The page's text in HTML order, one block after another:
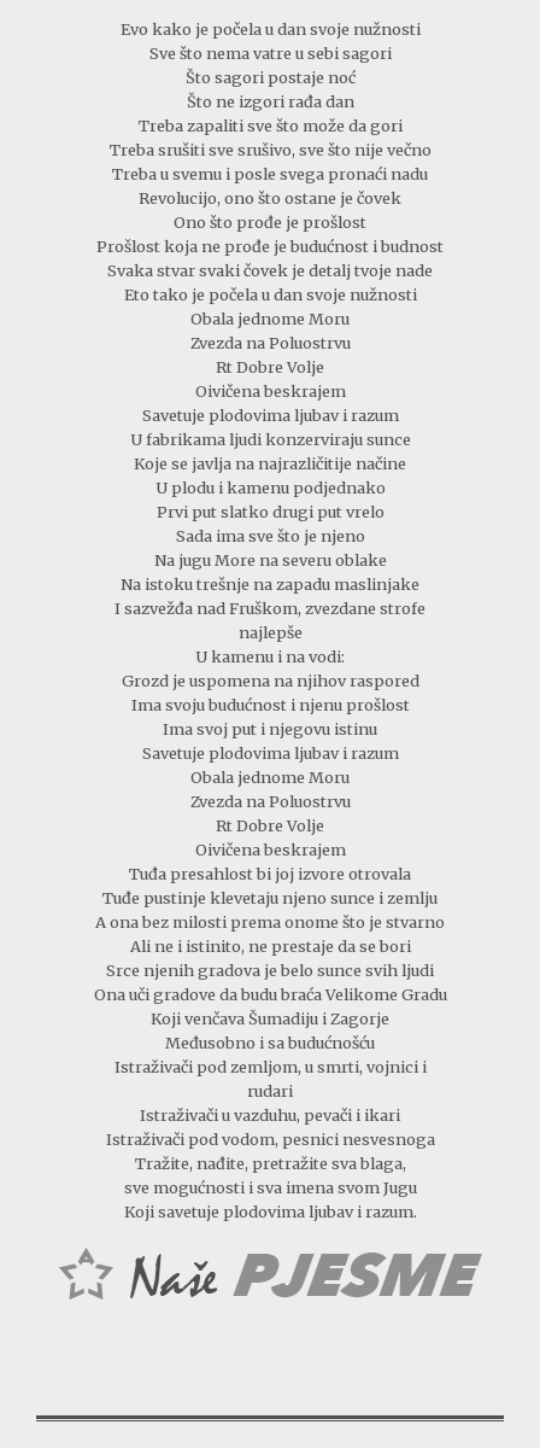
Evo kako je počela u dan svoje nužnosti
Sve što nema vatre u sebi sagori
Što sagori postaje noć
Što ne izgori rađa dan
Treba zapaliti sve što može da gori
Treba srušiti sve srušivo, sve što nije večno
Treba u svemu i posle svega pronaći nadu
Revolucijo, ono što ostane je čovek
Ono što prođe je prošlost
Prošlost koja ne prođe je budućnost i budnost
Svaka stvar svaki čovek je detalj tvoje nade
Eto tako je počela u dan svoje nužnosti
Obala jednome Moru
Zvezda na Poluostrvu
Rt Dobre Volje
Oivičena beskrajem
Savetuje plodovima ljubav i razum
U fabrikama ljudi konzerviraju sunce
Koje se javlja na najrazličitije načine
U plodu i kamenu podjednako
Prvi put slatko drugi put vrelo
Sada ima sve što je njeno
Na jugu More na severu oblake
Na istoku trešnje na zapadu maslinjake
I sazvežđa nad Fruškom, zvezdane strofe
najlepše
U kamenu i na vodi:
Grozd je uspomena na njihov raspored
Ima svoju budućnost i njenu prošlost
Ima svoj put i njegovu istinu
Savetuje plodovima ljubav i razum
Obala jednome Moru
Zvezda na Poluostrvu
Rt Dobre Volje
Oivičena beskrajem
Tuđa presahlost bi joj izvore otrovala
Tuđe pustinje klevetaju njeno sunce i zemlju
A ona bez milosti prema onome što je stvarno
Ali ne i istinito, ne prestaje da se bori
Srce njenih gradova je belo sunce svih ljudi
Ona uči gradove da budu braća Velikome Gradu
Koji venčava Šumadiju i Zagorje
Međusobno i sa budućnošću
Istraživači pod zemljom, u smrti, vojnici i
rudari
Istraživači u vazduhu, pevači i ikari
Istraživači pod vodom, pesnici nesvesnoga
Tražite, nađite, pretražite sva blaga,
sve mogućnosti i sva imena svom Jugu
Koji savetuje plodovima ljubav i razum.